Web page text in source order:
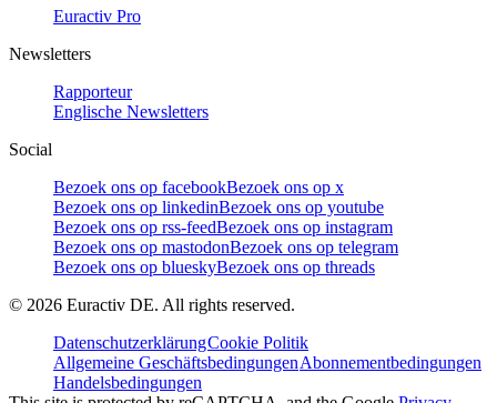
Euractiv Pro
Newsletters
Rapporteur
Englische Newsletters
Social
Bezoek ons op facebookBezoek ons op x
Bezoek ons op linkedinBezoek ons op youtube
Bezoek ons op rss-feedBezoek ons op instagram
Bezoek ons op mastodonBezoek ons op telegram
Bezoek ons op blueskyBezoek ons op threads
© 2026 Euractiv DE. All rights reserved.
DatenschutzerklärungCookie Politik
Allgemeine GeschäftsbedingungenAbonnementbedingungen
Handelsbedingungen